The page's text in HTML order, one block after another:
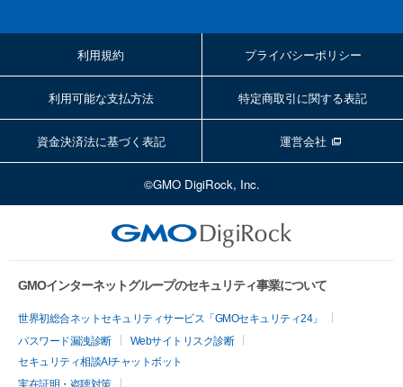
利用規約 プライバシーポリシー
利用可能な支払方法 特定商取引に関する表記
資金決済法に基づく表記 運営会社
©GMO DigiRock, Inc.
GMOインターネットグループのセキュリティ事業について
世界初総合ネットセキュリティサービス「GMOセキュリティ24」
パスワード漏洩診断
Webサイトリスク診断
セキュリティ相談AIチャットボット
実在証明・盗聴対策